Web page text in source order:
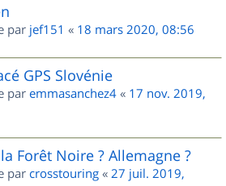
par jef151 « 18 mars 2020, 08:56
GPS Slovénie
par emmasanchez4 « 17 nov. 2019,
Forêt Noire ? Allemagne ?
par crosstouring « 27 juil. 2019,